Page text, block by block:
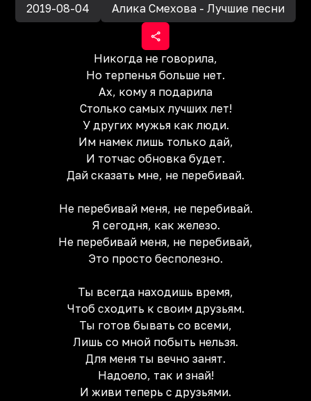
2019-08-04 Алика Смехова - Лучшие песни
Никогда не говорила,
Но терпенья больше нет.
Ах, кому я подарила
Столько самых лучших лет!
У других мужья как люди.
Им намек лишь только дай,
И тотчас обновка будет.
Дай сказать мне, не перебивай.
Не перебивай меня, не перебивай.
Я сегодня, как железо.
Не перебивай меня, не перебивай,
Это просто бесполезно.
Ты всегда находишь время,
Чтоб сходить к своим друзьям.
Ты готов бывать со всеми,
Лишь со мной побыть нельзя.
Для меня ты вечно занят.
Надоело, так и знай!
И живи теперь с друзьями.